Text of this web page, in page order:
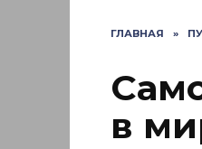
ГЛАВНАЯ »
в